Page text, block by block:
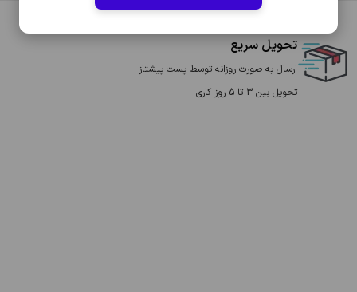
تحویل سریع
ارسال به صورت روزانه توسط پست پیشتاز
تحویل بین 3 تا 5 روز کاری